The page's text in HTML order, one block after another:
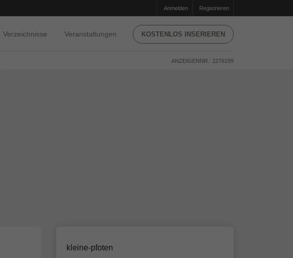
Anmelden Registrieren
Verzeichnisse Veranstaltungen KOSTENLOS INSERIEREN
ANZEIGENNR.: 2276199
kleine-pfoten